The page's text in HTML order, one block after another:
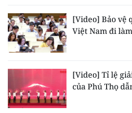
[Video] Bảo vệ
Việt Nam đi
[Video] Tỉ lệ
của Phú Thọ